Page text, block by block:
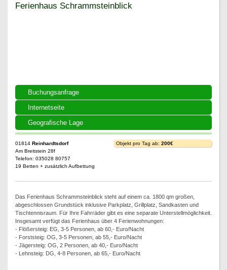
Ferienhaus Schrammsteinblick
Buchungsanfrage
Internetseite
Geografische Lage
Ferienhaus Schrammsteinblick
01814 Reinhardtsdorf
Am Breitstein 28f
Telefon: 035028 80757
19 Betten + zusätzlich Aufbettung
Objekt pro Tag ab: 200€
Das Ferienhaus Schrammsteinblick steht auf einem ca. 1800 qm großen,
abgeschlossen Grundstück inklusive Parkplatz, Grillplatz, Sandkasten und
Tischtennisraum. Für Ihre Fahrräder gibt es eine separate Unterstellmöglichkeit.
Insgesamt verfügt das Ferienhaus über 4 Ferienwohnungen:
- Flößersteig: EG, 3-5 Personen, ab 60,- Euro/Nacht
- Forststeig: OG, 3-5 Personen, ab 55,- Euro/Nacht
- Jägersteig: OG, 2 Personen, ab 40,- Euro/Nacht
- Lehnsteig: DG, 4-8 Personen, ab 65,- Euro/Nacht